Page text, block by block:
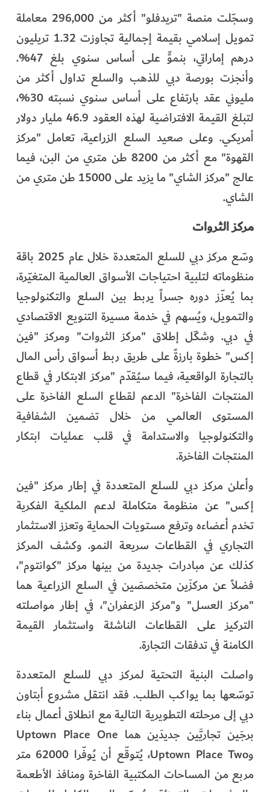
وسجّلت منصة "تريدفلو" أكثر من 296,000 معاملة
تمويل إسلامي بقيمة إجمالية تجاوزت 1.32 تريليون
درهم إماراتي، بنموٍّ على أساس سنوي بلغ 47%.
وأنجزت بورصة دبي للذهب والسلع تداول أكثر من
مليوني عقد بارتفاع على أساس سنوي نسبته 30%،
لتبلغ القيمة الافتراضية لهذه العقود 46.9 مليار دولار
أمريكي. وعلى صعيد السلع الزراعية، تعامل "مركز
القهوة" مع أكثر من 8200 طن متري من البن، فيما
عالج "مركز الشاي" ما يزيد على 15000 طن متري من
الشاي.
مركز الثروات
وسّع مركز دبي للسلع المتعددة خلال عام 2025 باقة
منظوماته لتلبية احتياجات الأسواق العالمية المتغيّرة،
بما يُعزّز دوره جسراً يربط بين السلع والتكنولوجيا
والتمويل، ويُسهم في خدمة مسيرة التنويع الاقتصادي
في دبي. وشكّل إطلاق "مركز الثروات" ومركز "فين
إكس" خطوة بارزةً على طريق ربط أسواق رأس المال
بالتجارة الواقعية، فيما سيُقدّم "مركز الابتكار في قطاع
المنتجات الفاخرة" الدعم لقطاع السلع الفاخرة على
المستوى العالمي من خلال تضمين الشفافية
والتكنولوجيا والاستدامة في قلب عمليات ابتكار
المنتجات الفاخرة.
وأعلن مركز دبي للسلع المتعددة في إطار مركز "فين
إكس" عن منظومة متكاملة لدعم الملكية الفكرية
تخدم أعضاءه وترفع مستويات الحماية وتعزز الاستثمار
التجاري في القطاعات سريعة النمو. وكشف المركز
كذلك عن مبادرات جديدة من بينها مركز "كوانتوم"،
فضلاً عن مركزَين متخصصَين في السلع الزراعية هما
"مركز العسل" و"مركز الزعفران"، في إطار مواصلته
التركيز على القطاعات الناشئة واستثمار القيمة
الكامنة في تدفقات التجارة.
واصلت البنية التحتية لمركز دبي للسلع المتعددة
توسّعها بما يواكب الطلب. فقد انتقل مشروع أبتاون
دبي إلى مرحلته التطويرية التالية مع انطلاق أعمال بناء
برجَين تجاريَّين جديدَين هما Uptown Place One
وUptown Place Two، يُتوقّع أن يُوفّرا 62000 متر
مربع من المساحات المكتبية الفاخرة ومنافذ الأطعمة